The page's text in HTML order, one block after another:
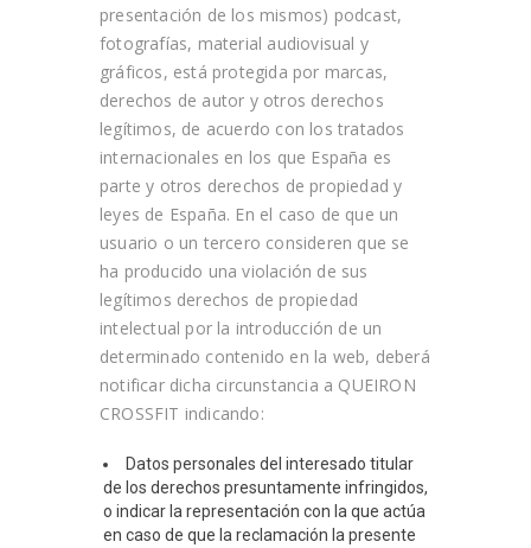
presentación de los mismos) podcast,
fotografías, material audiovisual y
gráficos, está protegida por marcas,
derechos de autor y otros derechos
legítimos, de acuerdo con los tratados
internacionales en los que España es
parte y otros derechos de propiedad y
leyes de España. En el caso de que un
usuario o un tercero consideren que se
ha producido una violación de sus
legítimos derechos de propiedad
intelectual por la introducción de un
determinado contenido en la web, deberá
notificar dicha circunstancia a QUEIRON
CROSSFIT indicando:
Datos personales del interesado titular
de los derechos presuntamente infringidos,
o indicar la representación con la que actúa
en caso de que la reclamación la presente